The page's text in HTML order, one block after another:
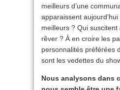
meilleurs d’une
apparaissent
meilleurs ? Qui
rêver ? À en croire les
personnalités préférées
sont les vedettes du
Nous analysons dans